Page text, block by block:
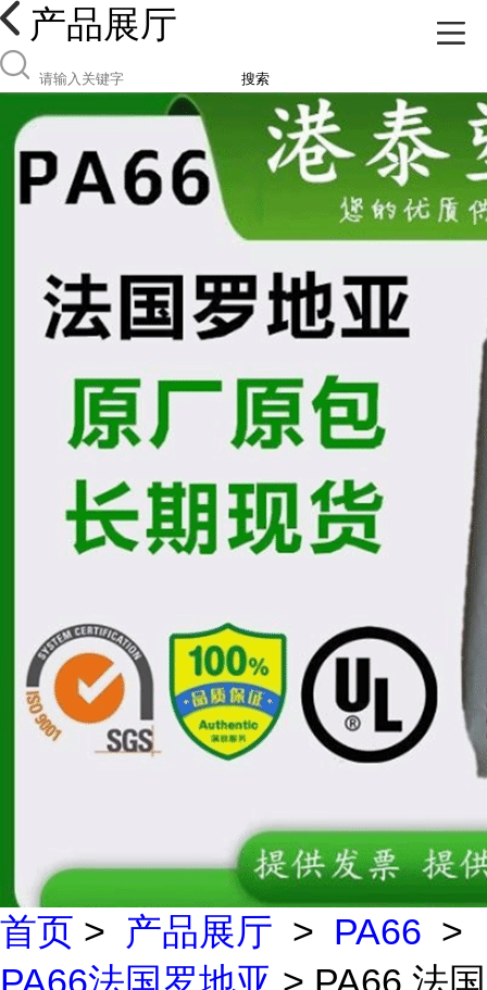
产品展厅
搜索
首页 > 产品展厅 > PA66 >
PA66法国罗地亚 > PA66 法国